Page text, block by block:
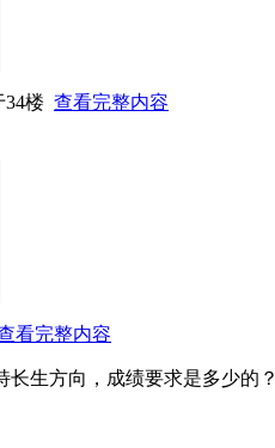
34楼 查看完整内容
看完整内容
长生方向，成绩要求是多少的？